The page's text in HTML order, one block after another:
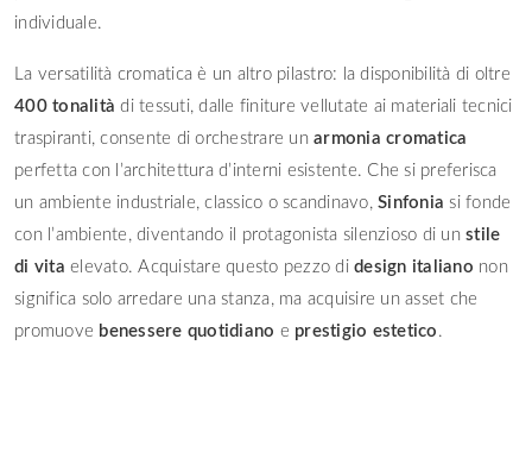
individuale.
La versatilità cromatica è un altro pilastro: la disponibilità di oltre
400 tonalità di tessuti, dalle finiture vellutate ai materiali tecnici
traspiranti, consente di orchestrare un armonia cromatica
perfetta con l’architettura d’interni esistente. Che si preferisca
un ambiente industriale, classico o scandinavo, Sinfonia si fonde
con l’ambiente, diventando il protagonista silenzioso di un stile
di vita elevato. Acquistare questo pezzo di design italiano non
significa solo arredare una stanza, ma acquisire un asset che
promuove benessere quotidiano e prestigio estetico .